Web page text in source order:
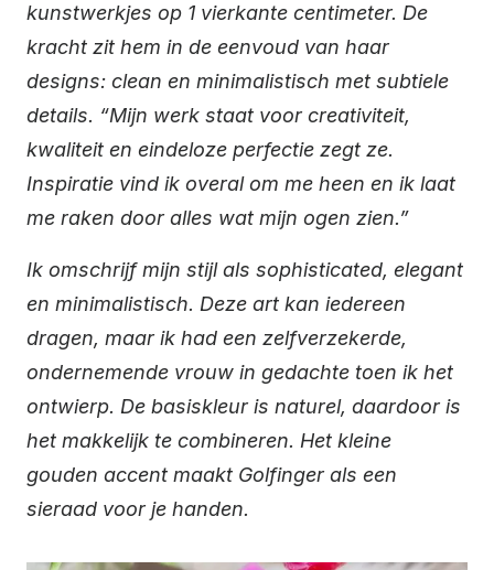
kunstwerkjes op 1 vierkante centimeter. De
kracht zit hem in de eenvoud van haar
designs: clean en minimalistisch met subtiele
details. “Mijn werk staat voor creativiteit,
kwaliteit en eindeloze perfectie zegt ze.
Inspiratie vind ik overal om me heen en ik laat
me raken door alles wat mijn ogen zien.”
Ik omschrijf mijn stijl als sophisticated, elegant
en minimalistisch. Deze art kan iedereen
dragen, maar ik had een zelfverzekerde,
ondernemende vrouw in gedachte toen ik het
ontwierp. De basiskleur is naturel, daardoor is
het makkelijk te combineren. Het kleine
gouden accent maakt Golfinger als een
sieraad voor je handen.